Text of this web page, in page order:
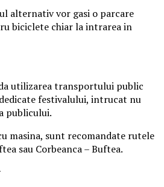
alternativ vor gasi o parcare
biciclete chiar la intrarea in
utilizarea transportului public
festivalului, intrucat nu
publicului.
masina, sunt recomandate rutele
sau Corbeanca – Buftea.